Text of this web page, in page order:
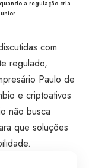
a regulação cria
com
regulado,
Paulo de
e criptoativos
não busca
que soluções